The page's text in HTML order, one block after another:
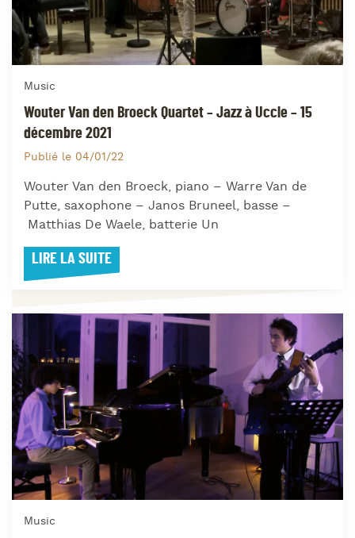
Music
Wouter Van den Broeck Quartet – Jazz à Uccle – 15
décembre 2021
Publié le 04/01/22
Wouter Van den Broeck, piano – Warre Van de
Putte, saxophone – Janos Bruneel, basse –
Matthias De Waele, batterie Un
LIRE LA SUITE
Music